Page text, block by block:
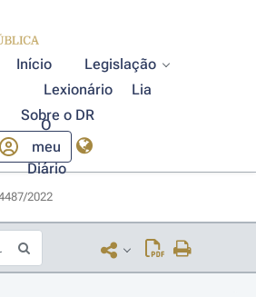
Início
Legislação
Lexionário
Lia
Sobre o DR
O
meu
Diário
2022